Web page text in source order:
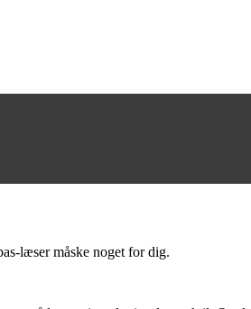
læser måske noget for dig.